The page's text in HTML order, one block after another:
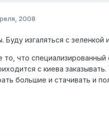
2008
Буду изгаляться с
то, что
с киева
большие и стачивать и